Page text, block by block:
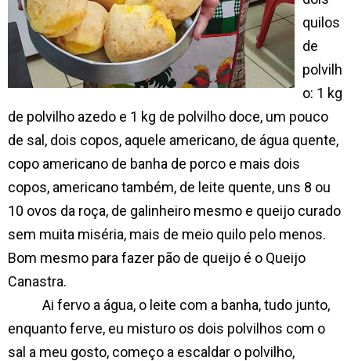
quilos
de
polvilh
o: 1 kg
de polvilho azedo e 1 kg de polvilho doce, um pouco
de sal, dois copos, aquele americano, de água quente,
copo americano de banha de porco e mais dois
copos, americano também, de leite quente, uns 8 ou
10 ovos da roça, de galinheiro mesmo e queijo curado
sem muita miséria, mais de meio quilo pelo menos.
Bom mesmo para fazer pão de queijo é o Queijo
Canastra.
Ai fervo a água, o leite com a banha, tudo junto,
enquanto ferve, eu misturo os dois polvilhos com o
sal a meu gosto, começo a escaldar o polvilho,